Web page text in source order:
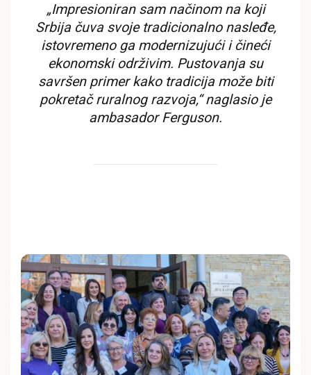
„Impresioniran sam načinom na koji
Srbija čuva svoje tradicionalno nasleđe,
istovremeno ga modernizujući i čineći
ekonomski održivim. Pustovanja su
savršen primer kako tradicija može biti
pokretač ruralnog razvoja,“ naglasio je
ambasador Ferguson.